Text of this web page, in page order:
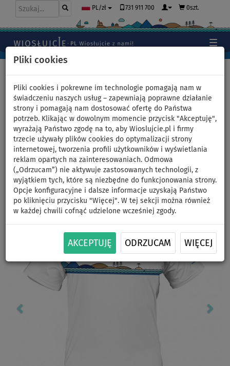
Pliki cookies
Pliki cookies i pokrewne im technologie pomagają nam w
świadczeniu naszych usług – zapewniają poprawne działanie
strony i pomagają nam dostosować ofertę do Państwa
potrzeb. Klikając w dowolnym momencie przycisk "Akceptuję",
wyrażają Państwo zgodę na to, aby Wioslujcie.pl i firmy
trzecie używały plików cookies do optymalizacji strony
internetowej, tworzenia profili użytkowników i wyświetlania
reklam opartych na zainteresowaniach. Odmowa
(„Odrzucam”) nie aktywuje zastosowanych technologii, z
wyjątkiem tych, które są niezbędne do funkcjonowania strony.
Opcje konfiguracyjne i dalsze informacje uzyskają Państwo
po kliknięciu przycisku "Więcej". W tej sekcji można również
w każdej chwili cofnąć udzielone wcześniej zgody.
AKCEPTUJĘ ODRZUCAM WIĘCEJ
PL/zł 731 911 700 0szt.
Koszulka męska lycra
PADDLEBOARDING WHITE -
krótki rękaw - rozmiar: M
Previous Next